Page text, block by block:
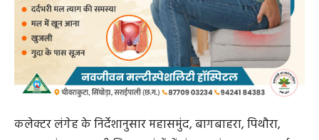
कलेक्टर लंगेह के निर्देशानुसार महासमुंद, बागबाहरा, पिथौरा,